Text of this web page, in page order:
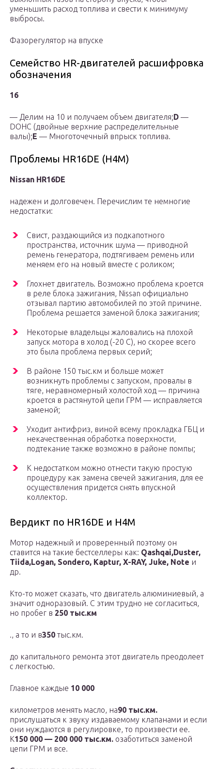
уменьшить расход топлива и свести к минимуму
выбросы.
Фазорегулятор на впуске
Семейство HR-двигателей расшифровка
обозначения
16
— Делим на 10 и получаем объем двигателя;D —
DOHC (двойные верхние распределительные
валы);E — Многоточечный впрыск топлива.
Проблемы HR16DE (H4M)
Nissan HR16DE
надежен и долговечен. Перечислим те немногие
недостатки:
Свист, раздающийся из подкапотного
пространства, источник шума — приводной
ремень генератора, подтягиваем ремень или
меняем его на новый вместе с роликом;
Глохнет двигатель. Возможно проблема кроется
в реле блока зажигания, Nissan официально
отзывал партию автомобилей по этой причине.
Проблема решается заменой блока зажигания;
Некоторые владельцы жаловались на плохой
запуск мотора в холод (-20 С), но скорее всего
это была проблема первых серий;
В районе 150 тыс.км и больше может
возникнуть проблемы с запуском, провалы в
тяге, неравномерный холостой ход — причина
кроется в растянутой цепи ГРМ — исправляется
заменой;
Уходит антифриз, виной всему прокладка ГБЦ и
некачественная обработка поверхности,
подтекание также возможно в районе помпы;
К недостатком можно отнести такую простую
процедуру как замена свечей зажигания, для ее
осуществления придется снять впускной
коллектор.
Вердикт по HR16DE и H4M
Мотор надежный и проверенный поэтому он
ставится на такие бестселлеры как: Qashqai,Duster,
Tiida,Logan, Sondero, Kaptur, X-RAY, Juke, Note и
др.
Кто-то может сказать, что двигатель алюминиевый, а
значит одноразовый. С этим трудно не согласиться,
но пробег в 250 тыс.км
., а то и в350 тыс.км.
до капитального ремонта этот двигатель преодолеет
с легкостью.
Главное каждые 10 000
километров менять масло, на90 тыс.км.
прислушаться к звуку издаваемому клапанами и если
они нуждаются в регулировке, то произвести ее.
К150 000 — 200 000 тыс.км. озаботиться заменой
цепи ГРМ и все.